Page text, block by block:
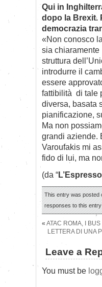
Qui in
dopo la Brexit.
democrazia
«Non conosco
sia chiaramente
struttura
introdurre il
essere
fattibilità di tale
diversa, basata
pianificazione,
Ma non
grandi aziende.
Varoufakis mi
fido di lui, ma
(da “
This entry was posted
responses to this
« ATAC ROMA, I
LETTERA DI UNA
Leave a
You must be